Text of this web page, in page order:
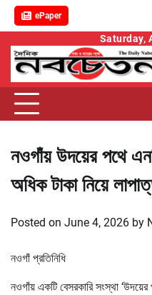
ePaper
content
Saturday,
নওগাঁয় উদয়ের পথে
অধিক টাকা নিয়ে
Posted on June 4, 2026 by
নওগাঁ প্রতিনিধি
নওগাঁয় একটি বেসরকারি সংস্থা ‘উদয়ের